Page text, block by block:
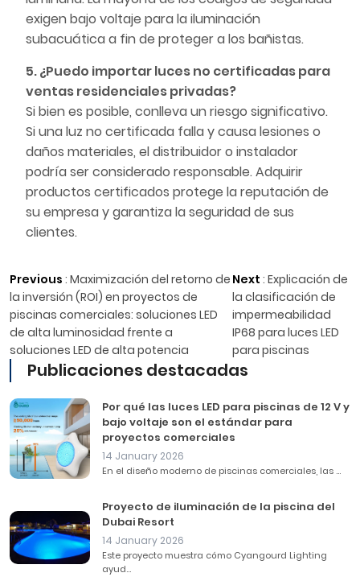
exigen bajo voltaje para la iluminación
subacuática a fin de proteger a los bañistas.
5. ¿Puedo importar luces no certificadas para
ventas residenciales privadas?
Si bien es posible, conlleva un riesgo significativo.
Si una luz no certificada falla y causa lesiones o
daños materiales, el distribuidor o instalador
podría ser considerado responsable. Adquirir
productos certificados protege la reputación de
su empresa y garantiza la seguridad de sus
clientes.
Previous : Maximización del retorno de
la inversión (ROI) en proyectos de
piscinas comerciales: soluciones LED
de alta luminosidad frente a
soluciones LED de alta potencia
Next :Explicación de
la clasificación de
impermeabilidad
IP68 para luces LED
para piscinas
Publicaciones destacadas
Por qué las luces LED para piscinas de 12 V y
bajo voltaje son el estándar para
proyectos comerciales
14 January 2026
En el diseño moderno de piscinas comerciales, las ...
Proyecto de iluminación de la piscina del
Dubai Resort
14 January 2026
Este proyecto muestra cómo Cyangourd Lighting
ayud...